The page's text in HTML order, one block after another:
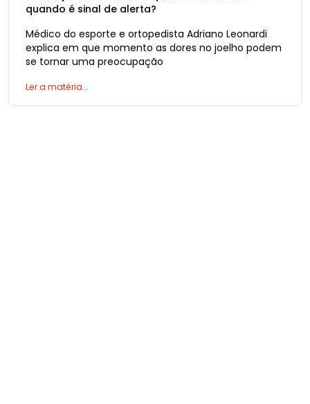
quando é sinal de alerta?
Médico do esporte e ortopedista Adriano Leonardi
explica em que momento as dores no joelho podem
se tornar uma preocupação
Ler a matéria...